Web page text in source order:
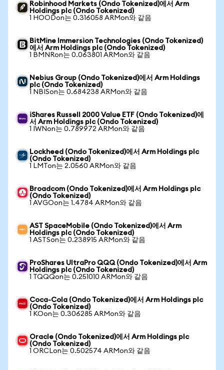
Robinhood Markets (Ondo Tokenized)에서 Arm
Holdings plc (Ondo Tokenized)
1 HOODon는 0.316058 ARMon와 같음
BitMine Immersion Technologies (Ondo Tokenized)
에서 Arm Holdings plc (Ondo Tokenized)
1 BMNRon는 0.063801 ARMon와 같음
Nebius Group (Ondo Tokenized)에서 Arm Holdings
plc (Ondo Tokenized)
1 NBISon는 0.684238 ARMon와 같음
iShares Russell 2000 Value ETF (Ondo Tokenized)에
서 Arm Holdings plc (Ondo Tokenized)
1 IWNon는 0.789972 ARMon와 같음
Lockheed (Ondo Tokenized)에서 Arm Holdings plc
(Ondo Tokenized)
1 LMTon는 2.0560 ARMon와 같음
Broadcom (Ondo Tokenized)에서 Arm Holdings plc
(Ondo Tokenized)
1 AVGOon는 1.4784 ARMon와 같음
AST SpaceMobile (Ondo Tokenized)에서 Arm
Holdings plc (Ondo Tokenized)
1 ASTSon는 0.238915 ARMon와 같음
ProShares UltraPro QQQ (Ondo Tokenized)에서 Arm
Holdings plc (Ondo Tokenized)
1 TQQQon는 0.251010 ARMon와 같음
Coca-Cola (Ondo Tokenized)에서 Arm Holdings plc
(Ondo Tokenized)
1 KOon는 0.306285 ARMon와 같음
Oracle (Ondo Tokenized)에서 Arm Holdings plc
(Ondo Tokenized)
1 ORCLon는 0.502574 ARMon와 같음